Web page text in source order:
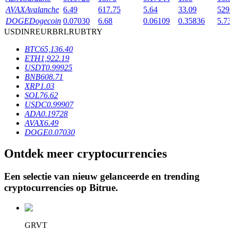
BTR-vergrendelingen
Exclusieve beleggingen voor BTR-houders
Leningen
Door crypto ondersteunde leenservice
AVAXAvalanche 6.49 617.75 5.64 33.09
DOGEDogecoin 0.07030 6.68 0.06109 0.35836
USDINREURBRLRUBTRY
BTC65,136.40
ETH1,922.19
USDT0.99925
BNB608.71
XRP1.03
SOL76.62
USDC0.99907
ADA0.19728
AVAX6.49
DOGE0.07030
Ontdek meer cryptocurrencies
Een selectie van nieuw gelanceerde en trending
cryptocurrencies op Bitrue.
GRVT